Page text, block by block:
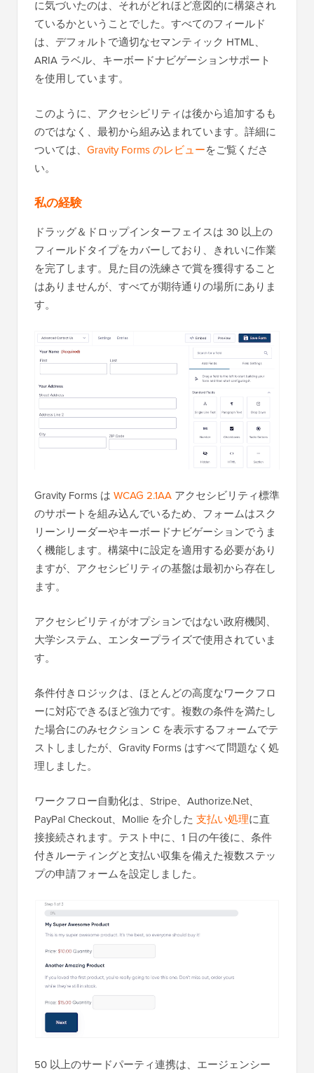
に気づいたのは、それがどれほど意図的に構築され
ているかということでした。すべてのフィールド
は、デフォルトで適切なセマンティック HTML、
ARIA ラベル、キーボードナビゲーションサポート
を使用しています。
このように、アクセシビリティは後から追加するも
のではなく、最初から組み込まれています。詳細に
ついては、 Gravity Forms のレビューをご覧くださ
い。
私の経験
ドラッグ＆ドロップインターフェイスは 30 以上の
フィールドタイプをカバーしており、きれいに作業
を完了します。見た目の洗練さで賞を獲得すること
はありませんが、すべてが期待通りの場所にありま
す。
Gravity Forms は WCAG 2.1AA アクセシビリティ標準
のサポートを組み込んでいるため、フォームはスク
リーンリーダーやキーボードナビゲーションでうま
く機能します。構築中に設定を適用する必要があり
ますが、アクセシビリティの基盤は最初から存在し
ます。
アクセシビリティがオプションではない政府機関、
大学システム、エンタープライズで使用されていま
す。
条件付きロジックは、ほとんどの高度なワークフロ
ーに対応できるほど強力です。複数の条件を満たし
た場合にのみセクション C を表示するフォームでテ
ストしましたが、Gravity Forms はすべて問題なく処
理しました。
ワークフロー自動化は、Stripe、Authorize.Net、
PayPal Checkout、Mollie を介した 支払い処理に直
接接続されます。テスト中に、1 日の午後に、条件
付きルーティングと支払い収集を備えた複数ステッ
プの申請フォームを設定しました。
50 以上のサードパーティ連携は、エージェンシー